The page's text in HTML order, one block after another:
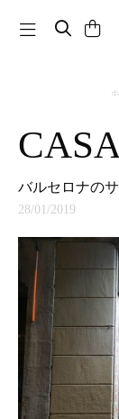
Toggle
バルセロナの
28/01/2019